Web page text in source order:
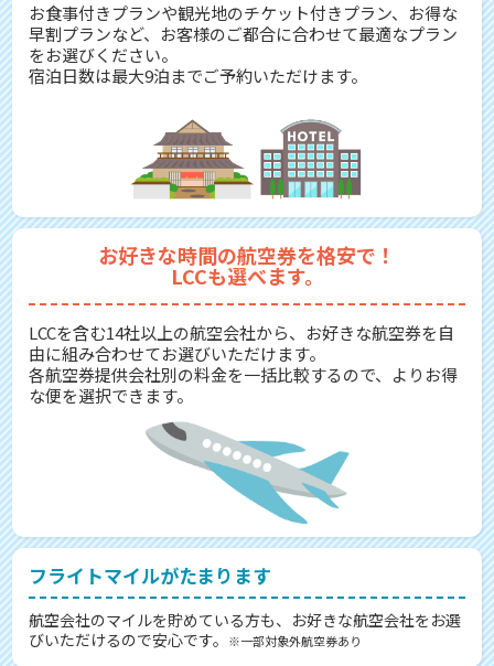
お食事付きプランや観光地のチケット付きプラン、お得な
早割プランなど、お客様のご都合に合わせて最適なプラン
をお選びください。
宿泊日数は最大9泊までご予約いただけます。
お好きな時間の航空券を格安で！
LCCも選べます。
LCCを含む14社以上の航空会社から、お好きな航空券を自
由に組み合わせてお選びいただけます。
各航空券提供会社別の料金を一括比較するので、よりお得
な便を選択できます。
フライトマイルがたまります
航空会社のマイルを貯めている方も、お好きな航空会社をお選
びいただけるので安心です。
※一部対象外航空券あり